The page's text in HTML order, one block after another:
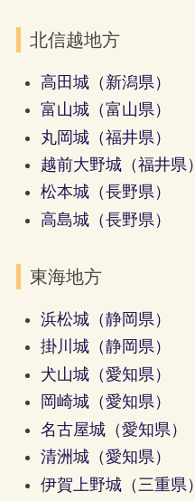
北信越地方
高田城（新潟県）
富山城（富山県）
丸岡城（福井県）
越前大野城（福井県）
松本城（長野県）
高島城（長野県）
東海地方
浜松城（静岡県）
掛川城（静岡県）
犬山城（愛知県）
岡崎城（愛知県）
名古屋城（愛知県）
清洲城（愛知県）
伊賀上野城（三重県）